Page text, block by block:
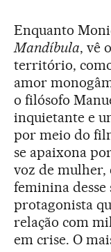
Enquanto
Mandíbula, vê
território,
amor
o filósofo
inquietante e
por meio do
se apaixona
voz de mulher,
feminina desse
protagonista
relação com
em crise. O